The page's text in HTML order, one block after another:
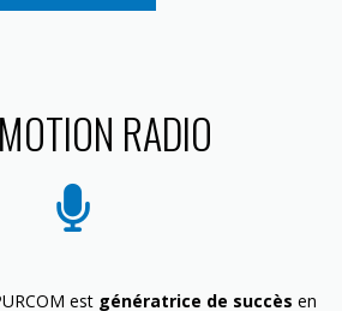
RADIO
est génératrice de succès en